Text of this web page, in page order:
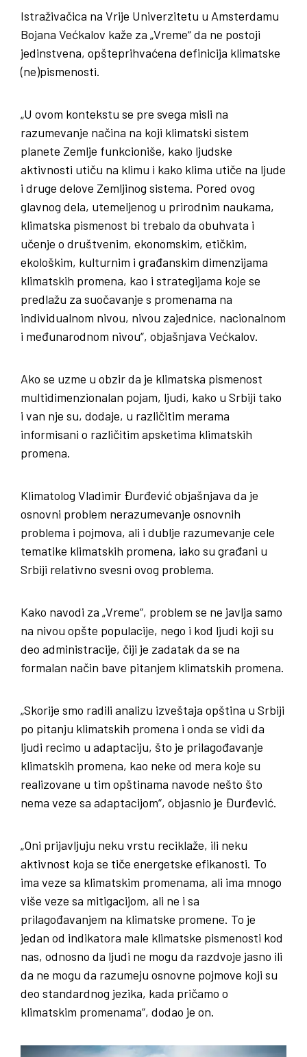
Istraživačica na Vrije Univerzitetu u Amsterdamu
Bojana Većkalov kaže za „Vreme“ da ne postoji
jedinstvena, opšteprihvaćena definicija klimatske
(ne)pismenosti.
„U ovom kontekstu se pre svega misli na
razumevanje načina na koji klimatski sistem
planete Zemlje funkcioniše, kako ljudske
aktivnosti utiču na klimu i kako klima utiče na ljude
i druge delove Zemljinog sistema. Pored ovog
glavnog dela, utemeljenog u prirodnim naukama,
klimatska pismenost bi trebalo da obuhvata i
učenje o društvenim, ekonomskim, etičkim,
ekološkim, kulturnim i građanskim dimenzijama
klimatskih promena, kao i strategijama koje se
predlažu za suočavanje s promenama na
individualnom nivou, nivou zajednice, nacionalnom
i međunarodnom nivou“, objašnjava Većkalov.
Ako se uzme u obzir da je klimatska pismenost
multidimenzionalan pojam, ljudi, kako u Srbiji tako
i van nje su, dodaje, u različitim merama
informisani o različitim apsketima klimatskih
promena.
Klimatolog Vladimir Đurđević objašnjava da je
osnovni problem nerazumevanje osnovnih
problema i pojmova, ali i dublje razumevanje cele
tematike klimatskih promena, iako su građani u
Srbiji relativno svesni ovog problema.
Kako navodi za „Vreme“, problem se ne javlja samo
na nivou opšte populacije, nego i kod ljudi koji su
deo administracije, čiji je zadatak da se na
formalan način bave pitanjem klimatskih promena.
„Skorije smo radili analizu izveštaja opština u Srbiji
po pitanju klimatskih promena i onda se vidi da
ljudi recimo u adaptaciju, što je prilagođavanje
klimatskih promena, kao neke od mera koje su
realizovane u tim opštinama navode nešto što
nema veze sa adaptacijom“, objasnio je Đurđević.
„Oni prijavljuju neku vrstu reciklaže, ili neku
aktivnost koja se tiče energetske efikanosti. To
ima veze sa klimatskim promenama, ali ima mnogo
više veze sa mitigacijom, ali ne i sa
prilagođavanjem na klimatske promene. To je
jedan od indikatora male klimatske pismenosti kod
nas, odnosno da ljudi ne mogu da razdvoje jasno ili
da ne mogu da razumeju osnovne pojmove koji su
deo standardnog jezika, kada pričamo o
klimatskim promenama“, dodao je on.